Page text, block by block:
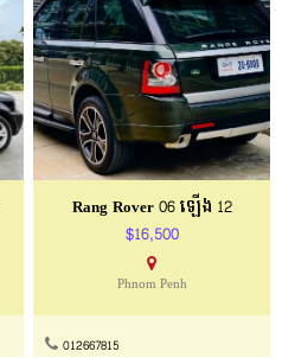
Rang Rover 06 ឡើង 12
$16,500
Phnom Penh
012667815